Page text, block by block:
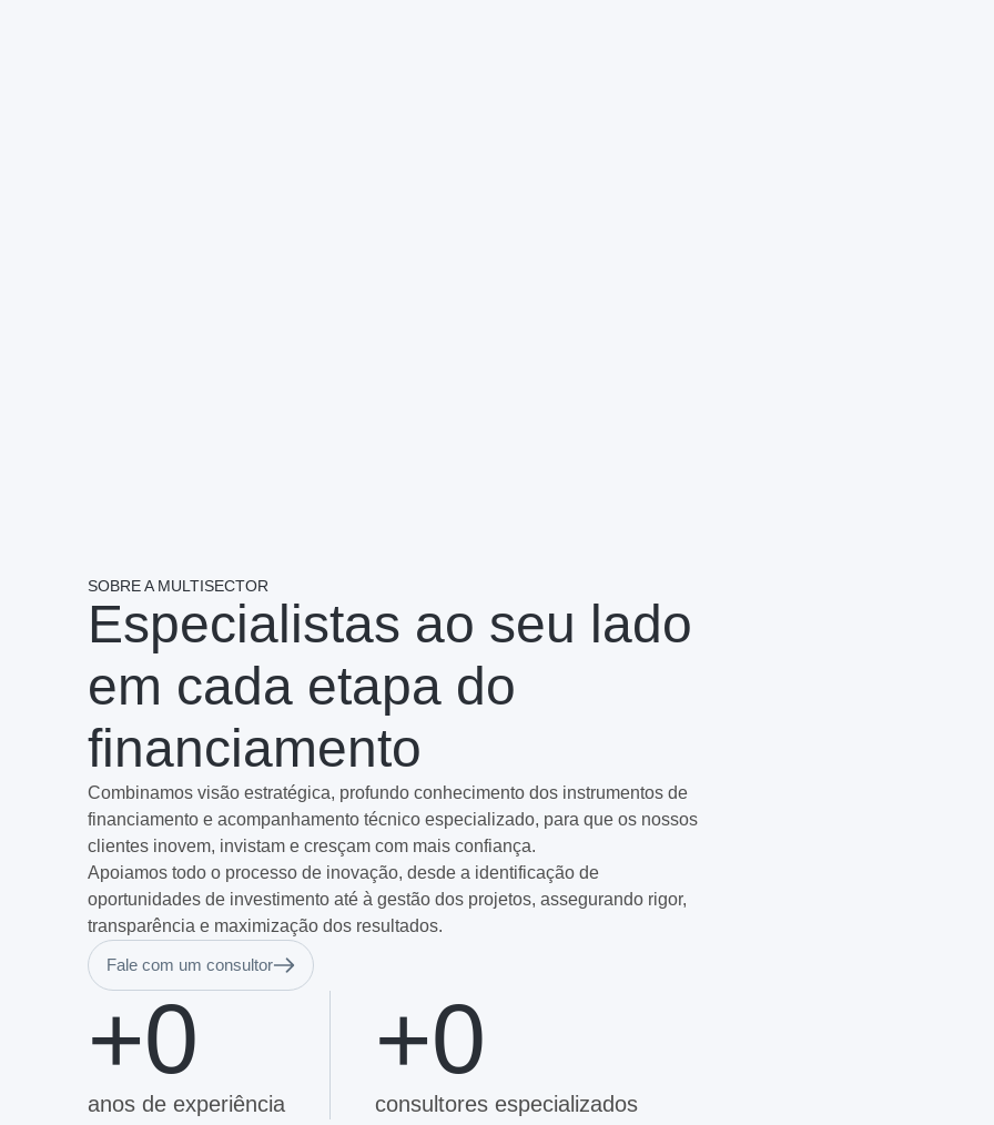
SOBRE A MULTISECTOR
Especialistas ao seu lado
em cada etapa do
financiamento
Combinamos visão estratégica, profundo conhecimento dos instrumentos de
financiamento e acompanhamento técnico especializado, para que os nossos
clientes inovem, invistam e cresçam com mais confiança.
Apoiamos todo o processo de inovação, desde a identificação de
oportunidades de investimento até à gestão dos projetos, assegurando rigor,
transparência e maximização dos resultados.
Fale com um consultor
anos de experiência
+0
consultores especializados
+0